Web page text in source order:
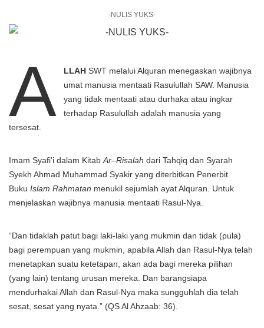
-NULIS YUKS-
A LLAH SWT melalui Alquran menegaskan wajibnya
umat manusia mentaati Rasulullah SAW. Manusia
yang tidak mentaati atau durhaka atau ingkar
terhadap Rasulullah adalah manusia yang
tersesat.
Imam Syafi’i dalam Kitab Ar–Risalah dari Tahqiq dan Syarah
Syekh Ahmad Muhammad Syakir yang diterbitkan Penerbit
Buku Islam Rahmatan menukil sejumlah ayat Alquran. Untuk
menjelaskan wajibnya manusia mentaati Rasul-Nya.
“Dan tidaklah patut bagi laki-laki yang mukmin dan tidak (pula)
bagi perempuan yang mukmin, apabila Allah dan Rasul-Nya telah
menetapkan suatu ketetapan, akan ada bagi mereka pilihan
(yang lain) tentang urusan mereka. Dan barangsiapa
mendurhakai Allah dan Rasul-Nya maka sungguhlah dia telah
sesat, sesat yang nyata.” (QS Al Ahzaab: 36).